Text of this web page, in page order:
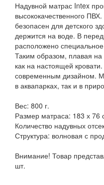
Надувной матрас Intex
высококачественного
безопасен для детского
держится на воде. В
расположено
Таким образом, плавая
как на настоящей
современным дизайном.
в аквапарках, так и в
Вес: 800 г.
Размер матраса: 183 х 76
Количество надувных
Структура: волновая с
Внимание! Товар
шт.